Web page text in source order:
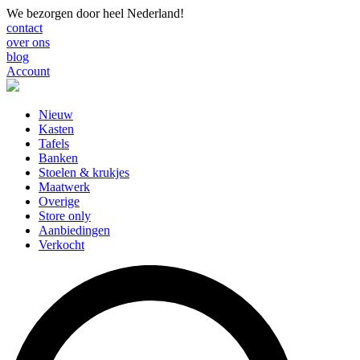
We bezorgen door heel Nederland!
contact
over ons
blog
Account
Nieuw
Kasten
Tafels
Banken
Stoelen & krukjes
Maatwerk
Overige
Store only
Aanbiedingen
Verkocht